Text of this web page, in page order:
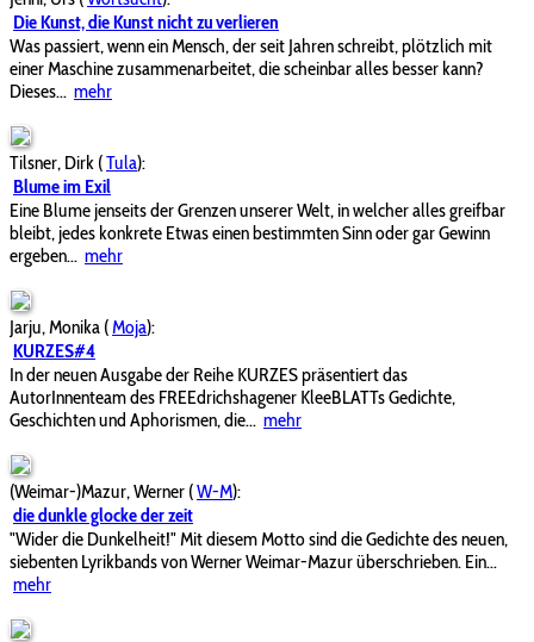
Die Kunst, die Kunst nicht zu verlieren
Was passiert, wenn ein Mensch, der seit Jahren schreibt, plötzlich mit
einer Maschine zusammenarbeitet, die scheinbar alles besser kann?
Dieses... mehr
Tilsner, Dirk (Tula):
Blume im Exil
Eine Blume jenseits der Grenzen unserer Welt, in welcher alles greifbar
bleibt, jedes konkrete Etwas einen bestimmten Sinn oder gar Gewinn
ergeben... mehr
Jarju, Monika (Moja):
KURZES#4
In der neuen Ausgabe der Reihe KURZES präsentiert das
AutorInnenteam des FREEdrichshagener KleeBLATTs Gedichte,
Geschichten und Aphorismen, die... mehr
(Weimar-)Mazur, Werner (W-M):
die dunkle glocke der zeit
"Wider die Dunkelheit!" Mit diesem Motto sind die Gedichte des neuen,
siebenten Lyrikbands von Werner Weimar-Mazur überschrieben. Ein...
mehr